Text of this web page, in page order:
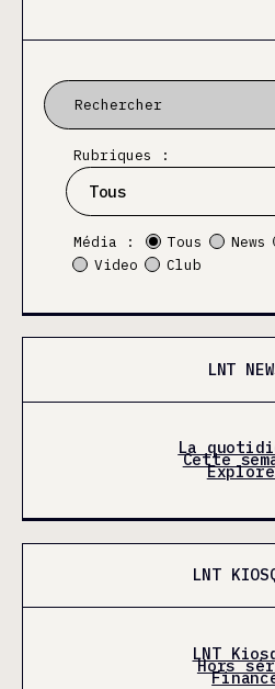
Rubriques :
Média : Tous News
Video
Club
LNT
La
Cette
LNT
LNT
Hors